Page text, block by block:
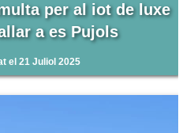
per al iot de luxe
a es Pujols
el 21 Juliol 2025